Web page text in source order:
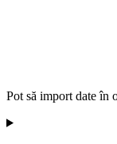
Pot să import date în